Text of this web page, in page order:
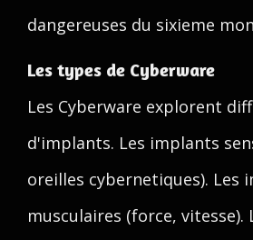
dangereuses du sixieme
Les types de Cyberware
Les Cyberware explorent
d'implants. Les implants
oreilles cybernetiques). Les
musculaires (force, vitesse).